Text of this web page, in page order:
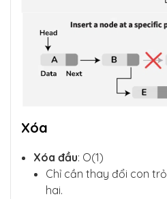
Xóa
Xóa đầu: O(1)
Chỉ cần thay đổi con trỏ
hai.